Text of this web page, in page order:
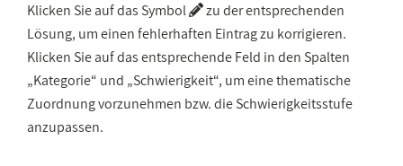
Klicken Sie auf das Symbol
zu der entsprechenden
Lösung, um einen fehlerhaften Eintrag zu korrigieren.
Klicken Sie auf das entsprechende Feld in den Spalten
„Kategorie“ und „Schwierigkeit“, um eine thematische
Zuordnung vorzunehmen bzw. die Schwierigkeitsstufe
anzupassen.